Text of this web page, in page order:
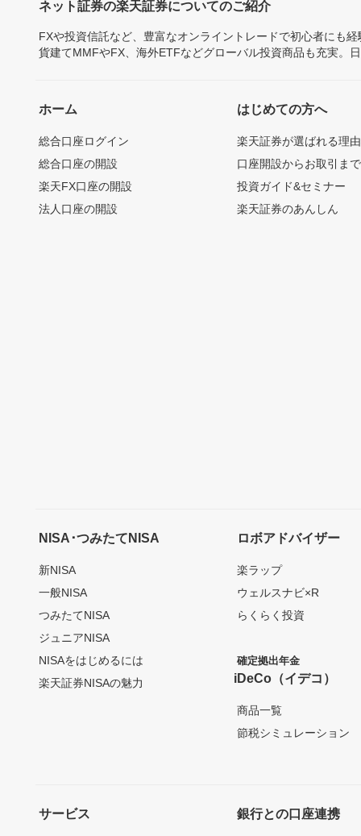
ネット証券の楽天証券についてのご紹介
FXや投資信託など、豊富なオンライントレードで初心者にも
貨建てMMFやFX、海外ETFなどグローバル投資商品も充実。
ホーム
総合口座ログイン
総合口座の開設
楽天FX口座の開設
法人口座の開設
はじめての方へ
楽天証券が選ばれる理由
口座開設からお取引ま
投資ガイド&セミナー
楽天証券のあんしん
NISA･つみたてNISA
新NISA
一般NISA
つみたてNISA
ジュニアNISA
NISAをはじめるには
楽天証券NISAの魅力
ロボアドバイザー
楽ラップ
ウェルスナビ×R
らくらく投資
確定拠出年金
iDeCo（イデコ）
商品一覧
節税シミュレーション
サービス 銀行との口座連携